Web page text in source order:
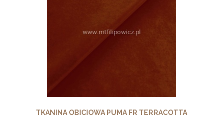
TKANINA OBICIOWA PUMA FR TERRACOTTA